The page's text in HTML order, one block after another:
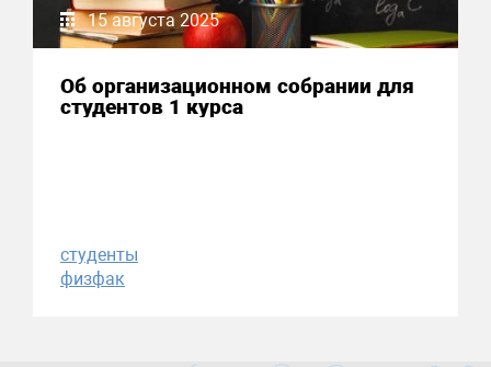
15 августа 2025
Об организационном собрании для
студентов 1 курса
студенты
физфак